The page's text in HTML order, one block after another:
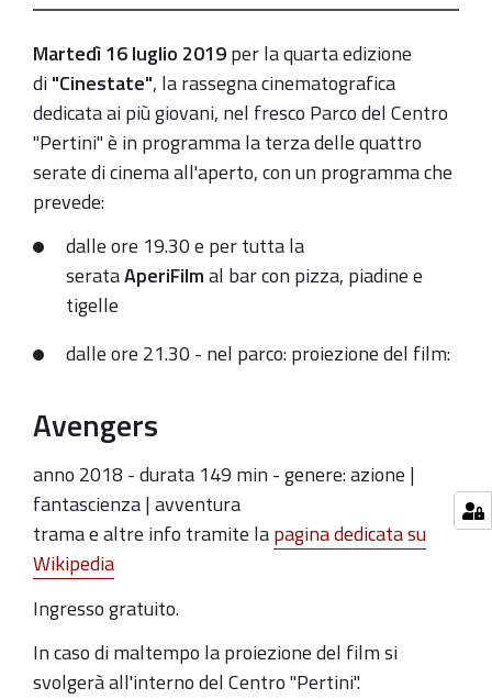
07-
16T23:30:00+02:00
Martedì 16 luglio 2019per la quarta edizione
di"Cinestate", la rassegna cinematografica
dedicata ai più giovani, nel fresco Parco del Centro
"Pertini" è in programma la terza delle quattro
serate di cinema all'aperto, con un programma che
prevede:
dalle ore 19.30 e per tutta la
serataAperiFilmal bar con pizza, piadine e
tigelle
dalle ore 21.30 - nel parco:proiezione del film:
Avengers
anno 2018 - durata 149 min - genere: azione |
fantascienza | avventura
trama e altre info tramite lapagina dedicata su
Wikipedia
Ingresso gratuito.
In caso di maltempo la proiezione del film si
svolgerà all'interno del Centro "Pertini".